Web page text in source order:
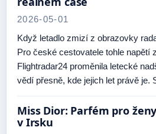
2026-05-01
Když letadlo zmizí z obrazovky
Pro české cestovatele tohle
Flightradar24 proměnila letecké
vědí přesně, kde jejich let právě je.
Miss Dior: Parfém pro
v Irsku